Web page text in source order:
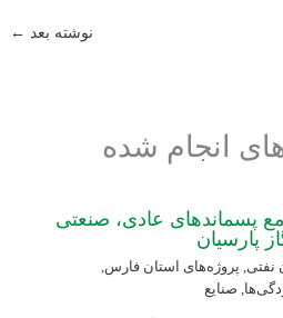
نوشته بعد ←
انجام شده
پسماندهای عادی، صنعتی
پارسیان
نفتی, پروژه‌های استان فارس,
, صنایع